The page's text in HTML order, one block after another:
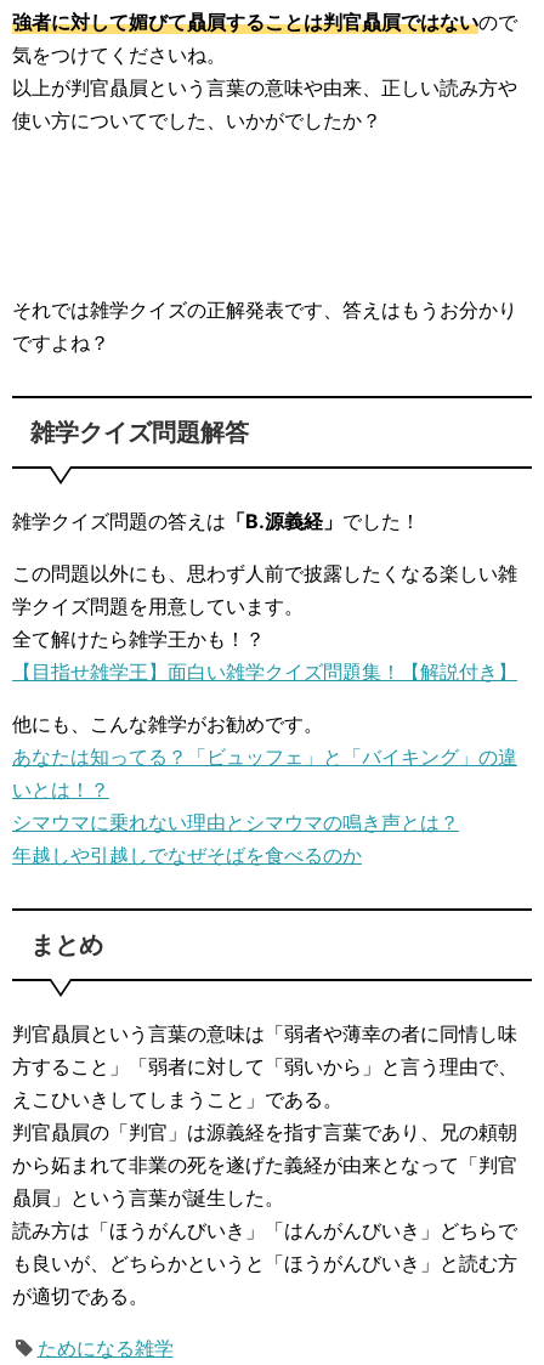
強者に対して媚びて贔屓することは判官贔屓ではないので
気をつけてくださいね。
以上が判官贔屓という言葉の意味や由来、正しい読み方や
使い方についてでした、いかがでしたか？
それでは雑学クイズの正解発表です、答えはもうお分かり
ですよね？
雑学クイズ問題解答
雑学クイズ問題の答えは 「B.源義経」 でした！
この問題以外にも、思わず人前で披露したくなる楽しい雑
学クイズ問題を用意しています。
全て解けたら雑学王かも！？
【目指せ雑学王】面白い雑学クイズ問題集！【解説付き】
他にも、こんな雑学がお勧めです。
あなたは知ってる？「ビュッフェ」と「バイキング」の違
いとは！？
シマウマに乗れない理由とシマウマの鳴き声とは？
年越しや引越しでなぜそばを食べるのか
まとめ
判官贔屓という言葉の意味は「弱者や薄幸の者に同情し味
方すること」「弱者に対して「弱いから」と言う理由で、
えこひいきしてしまうこと」である。
判官贔屓の「判官」は源義経を指す言葉であり、兄の頼朝
から妬まれて非業の死を遂げた義経が由来となって「判官
贔屓」という言葉が誕生した。
読み方は「ほうがんびいき」「はんがんびいき」どちらで
も良いが、どちらかというと「ほうがんびいき」と読む方
が適切である。
ためになる雑学